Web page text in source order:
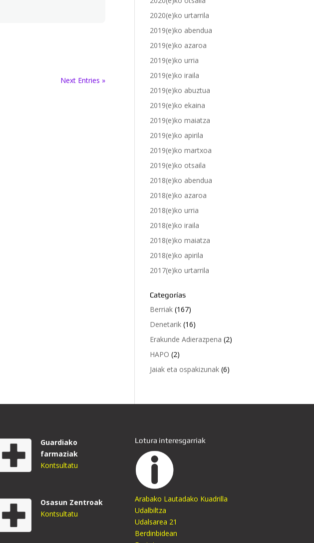
Next Entries »
2020(e)ko urtarrila
2019(e)ko abendua
2019(e)ko azaroa
2019(e)ko urria
2019(e)ko iraila
2019(e)ko abuztua
2019(e)ko ekaina
2019(e)ko maiatza
2019(e)ko apirila
2019(e)ko martxoa
2019(e)ko otsaila
2018(e)ko abendua
2018(e)ko azaroa
2018(e)ko urria
2018(e)ko iraila
2018(e)ko maiatza
2018(e)ko apirila
2017(e)ko urtarrila
Categorías
Berriak (167)
Denetarik (16)
Erakunde Adierazpena (2)
HAPO (2)
Jaiak eta ospakizunak (6)
Guardiako
farmaziak
Kontsultatu
Osasun Zentroak
Kontsultatu
Lotura interesgarriak
Arabako Lautadako Kuadrilla
Udalbiltza
Udalsarea 21
Berdinbidean